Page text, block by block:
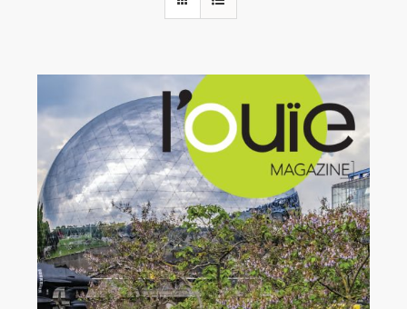
Annonces emploi